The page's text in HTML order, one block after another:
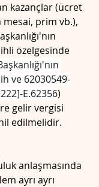
kazançlar (ücret
mesai, prim vb.),
özelgesinde
ve 62030549-
E.62356)
gelir vergisi
edilmelidir.
anlaşmasında
ayrı ayrı